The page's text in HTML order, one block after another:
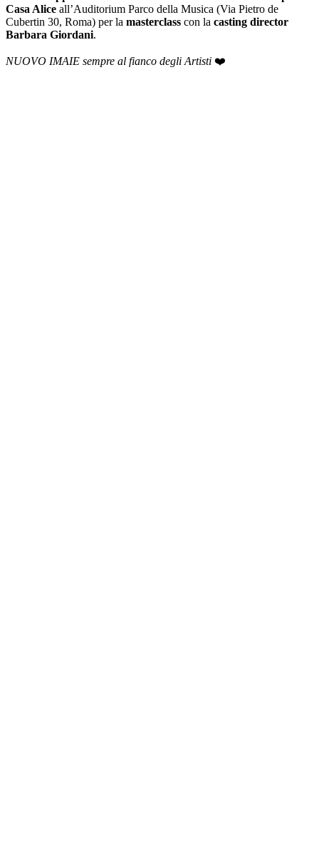
Casa Alice all’Auditorium Parco della Musica (Via Pietro de
Cubertin 30, Roma) per la masterclass con la casting director
Barbara Giordani.
NUOVO IMAIE sempre al fianco degli Artisti ❤️